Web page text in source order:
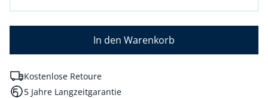
In den Warenkorb
Kostenlose Retoure
5 Jahre Langzeitgarantie